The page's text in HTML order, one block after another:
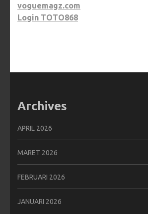
voguemagz.com
Login TOTO868
Archives
APRIL 2026
MARET 2026
FEBRUARI 2026
JANUARI 2026